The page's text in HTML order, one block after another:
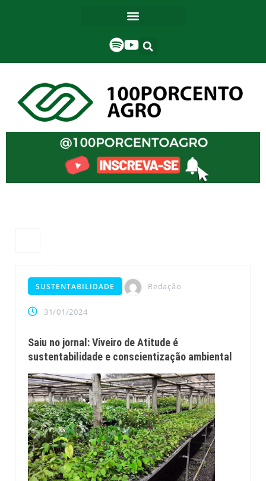
SUSTENTABILIDADE Redação
31/01/2024
Saiu no jornal: Viveiro de Atitude é
sustentabilidade e conscientização ambiental